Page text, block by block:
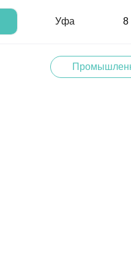
Уфа 8